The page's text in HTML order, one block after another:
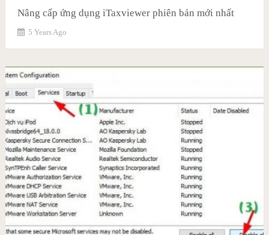
Nâng cấp ứng dụng iTaxviewer phiên bản mới nhất
5 Years Ago